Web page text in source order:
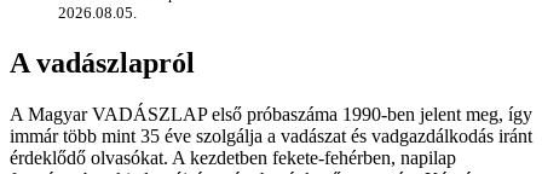
2026.08.05.
A vadászlapról
A Magyar VADÁSZLAP első próbaszáma 1990-ben jelent meg, így
immár több mint 35 éve szolgálja a vadászat és vadgazdálkodás iránt
érdeklődő olvasókat. A kezdetben fekete-fehérben, napilap